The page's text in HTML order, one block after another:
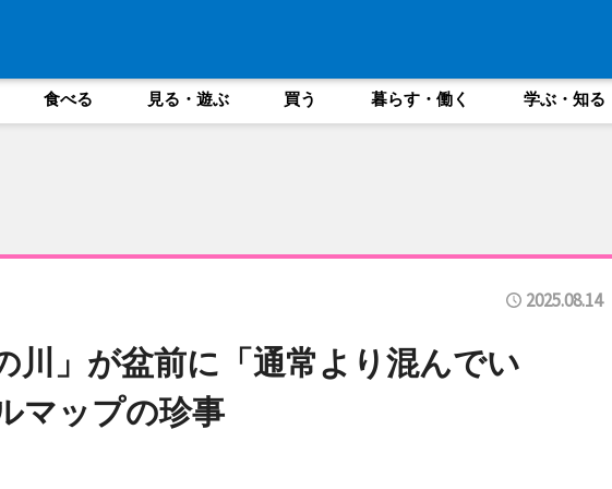
食べる 見る・遊ぶ 買う 暮らす・働く 学ぶ・知る
2025.08.14
川」が盆前に「通常より混んでい
マップの珍事